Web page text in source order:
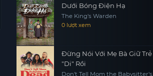
Dưới Bóng Điện Hạ
The King's Warden
0 lượt xem
Đừng Nói Với Mẹ Bà Giữ Trẻ
"Di" Rồi
Don't Tell Mom the Babysitter's